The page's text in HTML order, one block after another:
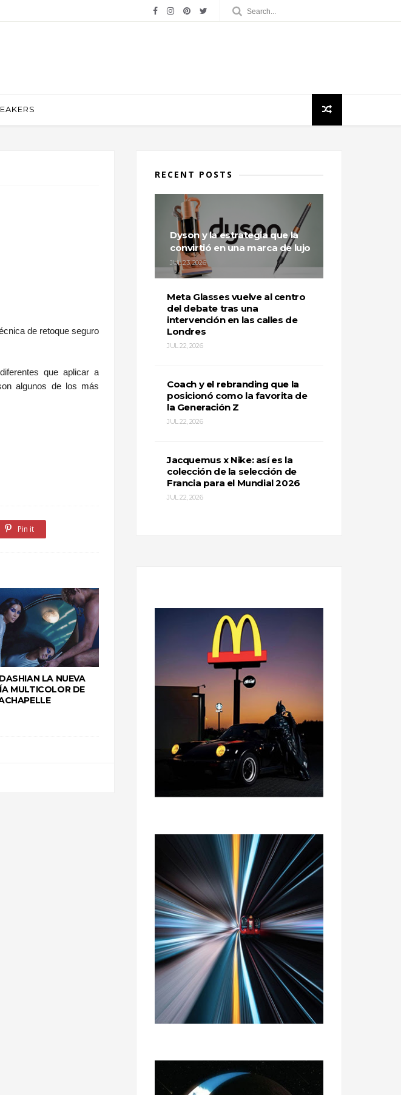
de retoque seguro
que aplicar a
algunos de los más
Pin it
LA NUEVA
MULTICOLOR DE
RECENT POSTS
Dyson y la estrategia que la
convirtió en una marca de lujo
JUL 23, 2026
Meta Glasses vuelve al centro
del debate tras una
intervención en las calles de
Londres
JUL 22, 2026
Coach y el rebranding que la
posicionó como la favorita de
la Generación Z
JUL 22, 2026
Jacquemus x Nike: así es la
colección de la selección de
Francia para el Mundial 2026
JUL 22, 2026